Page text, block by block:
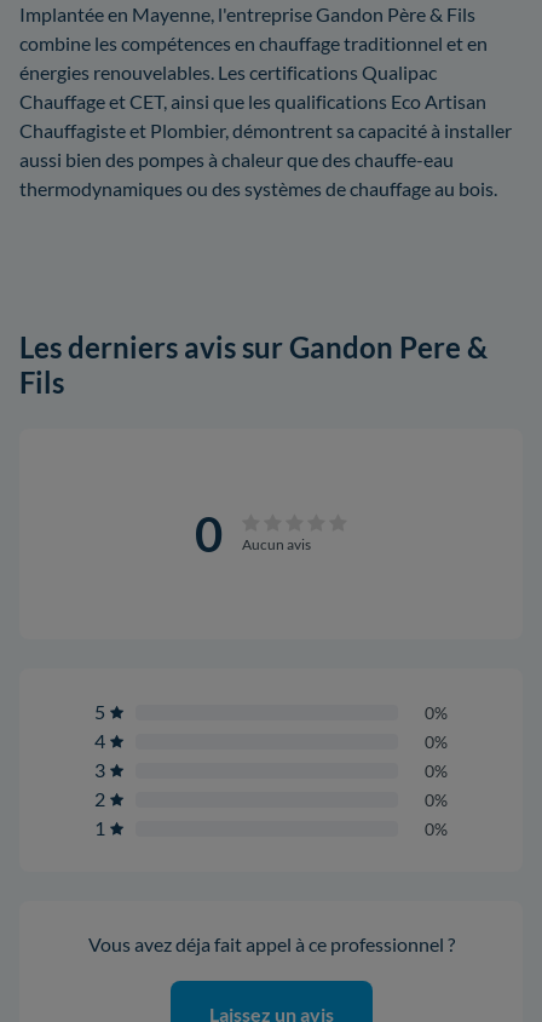
Implantée en Mayenne, l'entreprise Gandon Père & Fils
combine les compétences en chauffage traditionnel et en
énergies renouvelables. Les certifications Qualipac
Chauffage et CET, ainsi que les qualifications Eco Artisan
Chauffagiste et Plombier, démontrent sa capacité à installer
aussi bien des pompes à chaleur que des chauffe-eau
thermodynamiques ou des systèmes de chauffage au bois.
Les derniers avis sur Gandon Pere &
Fils
0 Aucun avis
5 0%
4 0%
3 0%
2 0%
1 0%
Vous avez déja fait appel à ce professionnel ?
Laissez un avis